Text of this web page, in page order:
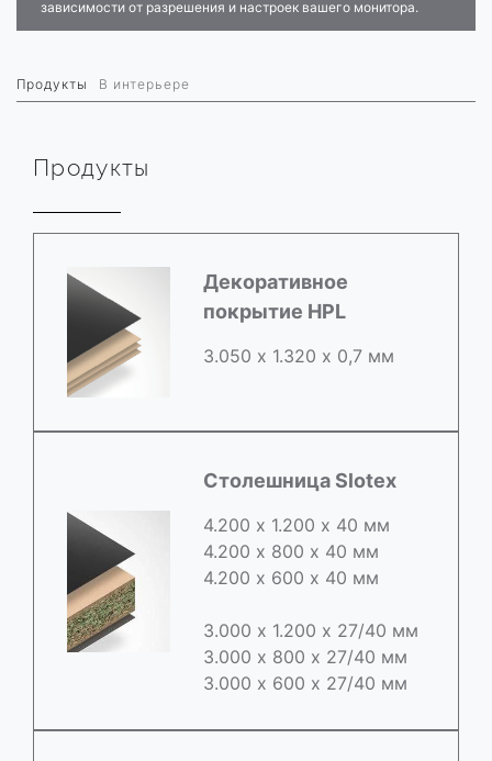
зависимости от разрешения и настроек вашего монитора.
Продукты В интерьере
Продукты
Декоративное
покрытие HPL
3.050 х 1.320 х 0,7 мм
Столешница Slotex
4.200 х 1.200 х 40 мм
4.200 х 800 х 40 мм
4.200 х 600 х 40 мм
3.000 х 1.200 х 27/40 мм
3.000 х 800 х 27/40 мм
3.000 х 600 х 27/40 мм